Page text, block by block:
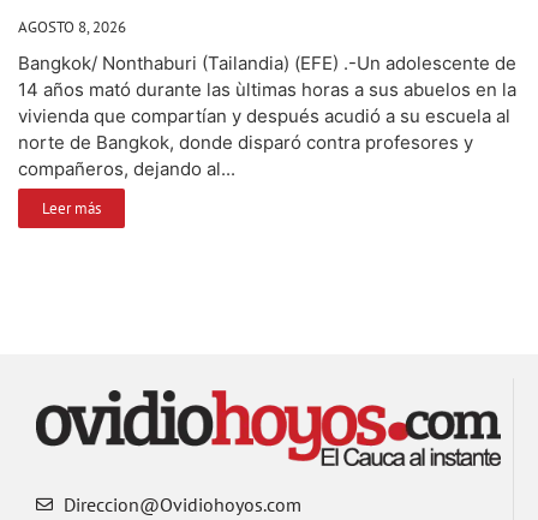
AGOSTO 8, 2026
Bangkok/ Nonthaburi (Tailandia) (EFE) .-Un adolescente de
14 años mató durante las ùltimas horas a sus abuelos en la
vivienda que compartían y después acudió a su escuela al
norte de Bangkok, donde disparó contra profesores y
compañeros, dejando al...
Leer más
Direccion@Ovidiohoyos.com